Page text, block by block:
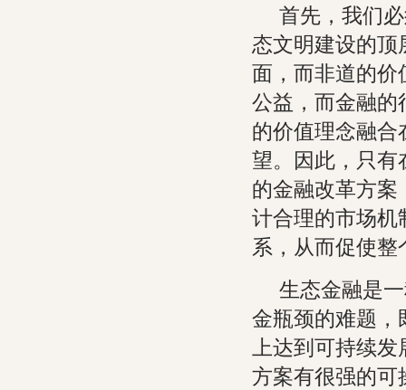
首先，我们
态文明建设的顶
面，而非道的价
公益，而金融的
的价值理念融合
望。因此，只有
的金融改革方案
计合理的市场机
系，从而促使
生态金融是
金瓶颈的难题，
上达到可持续发
方案有很强的可